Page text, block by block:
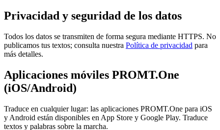
Privacidad y seguridad de los datos
Todos los datos se transmiten de forma segura mediante HTTPS. No
publicamos tus textos; consulta nuestra Política de privacidad para
más detalles.
Aplicaciones móviles PROMT.One
(iOS/Android)
Traduce en cualquier lugar: las aplicaciones PROMT.One para iOS
y Android están disponibles en App Store y Google Play. Traduce
textos y palabras sobre la marcha.